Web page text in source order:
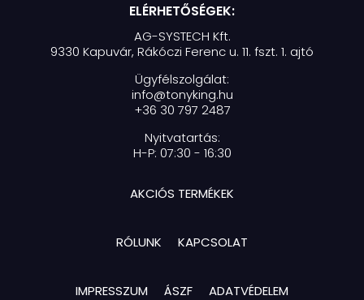
ELÉRHETŐSÉGEK:
AG-SYSTECH Kft.
9330 Kapuvár, Rákóczi Ferenc u. 11. fszt. 1. ajtó
Ügyfélszolgálat:
info@tonyking.hu
+36 30 797 2487
Nyitvatartás:
H-P: 07:30 - 16:30
AKCIÓS TERMÉKEK
RÓLUNK KAPCSOLAT
IMPRESSZUM ÁSZF
ADATVÉDELEM